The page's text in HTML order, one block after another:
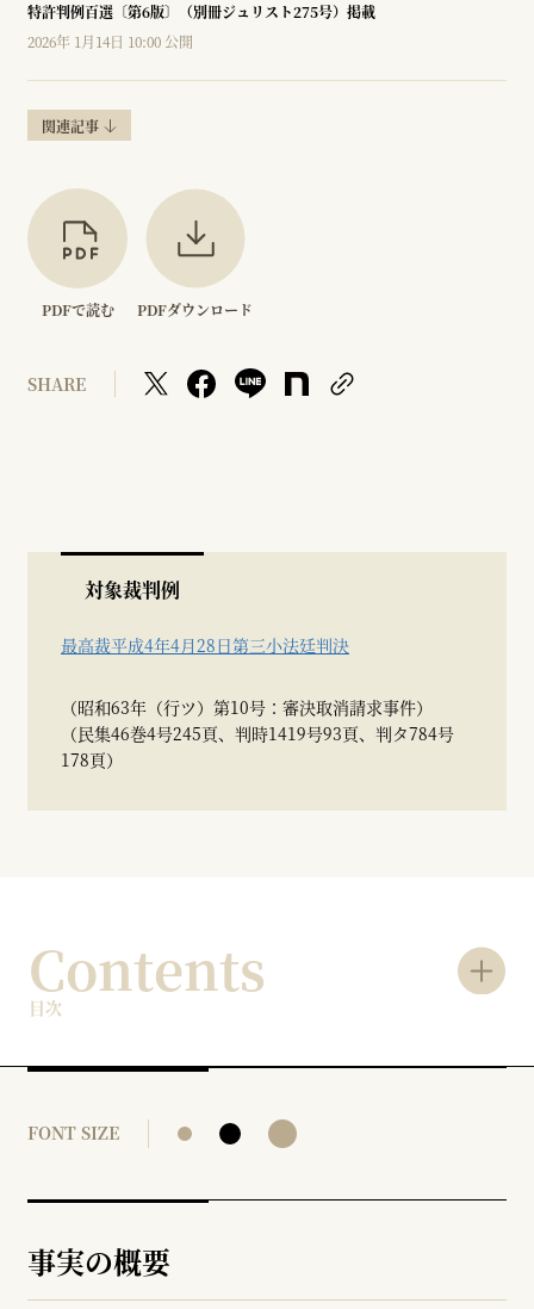
特許判例百選〔第6版〕（別冊ジュリスト275号）掲載
2026年 1月14日 10:00 公開
関連記事
PDFで読む PDFダウンロード
SHARE
対象裁判例
最高裁平成4年4月28日第三小法廷判決
（昭和63年（行ツ）第10号：審決取消請求事件）
（民集46巻4号245頁、判時1419号93頁、判タ784号
178頁）
Contents
目次
FONT SIZE
事実の概要